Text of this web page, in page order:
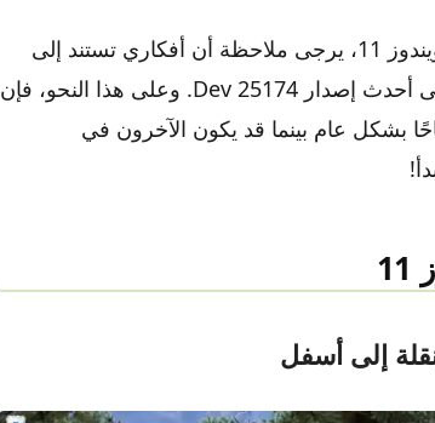
قبل التعمق في قائمة 5 ميزات قد تعجبك في ويندوز 11، يرجى ملاحظة أن أفكاري تستند إلى
استخدامي للإصدارات المختلفة من الويندوز حتى أحدث إصدار Dev 25174. وعلى هذا النحو، فإن
بشكل عام بينما قد يكون الآخرون في